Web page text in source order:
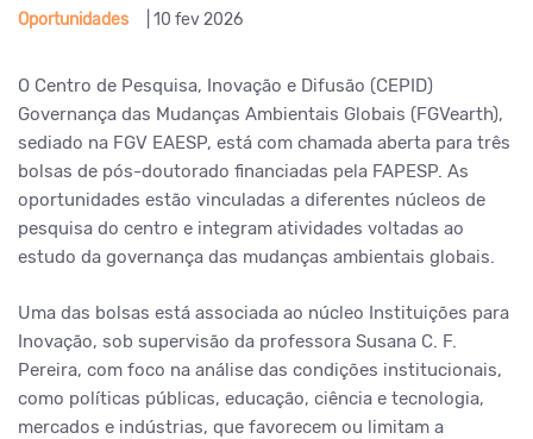
Oportunidades | 10 fev 2026
O Centro de Pesquisa, Inovação e Difusão (CEPID)
Governança das Mudanças Ambientais Globais (FGVearth),
sediado na FGV EAESP, está com chamada aberta para três
bolsas de pós-doutorado financiadas pela FAPESP. As
oportunidades estão vinculadas a diferentes núcleos de
pesquisa do centro e integram atividades voltadas ao
estudo da governança das mudanças ambientais globais.
Uma das bolsas está associada ao núcleo Instituições para
Inovação, sob supervisão da professora Susana C. F.
Pereira, com foco na análise das condições institucionais,
como políticas públicas, educação, ciência e tecnologia,
mercados e indústrias, que favorecem ou limitam a